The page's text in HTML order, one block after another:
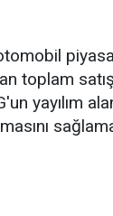
toplam
yayılım